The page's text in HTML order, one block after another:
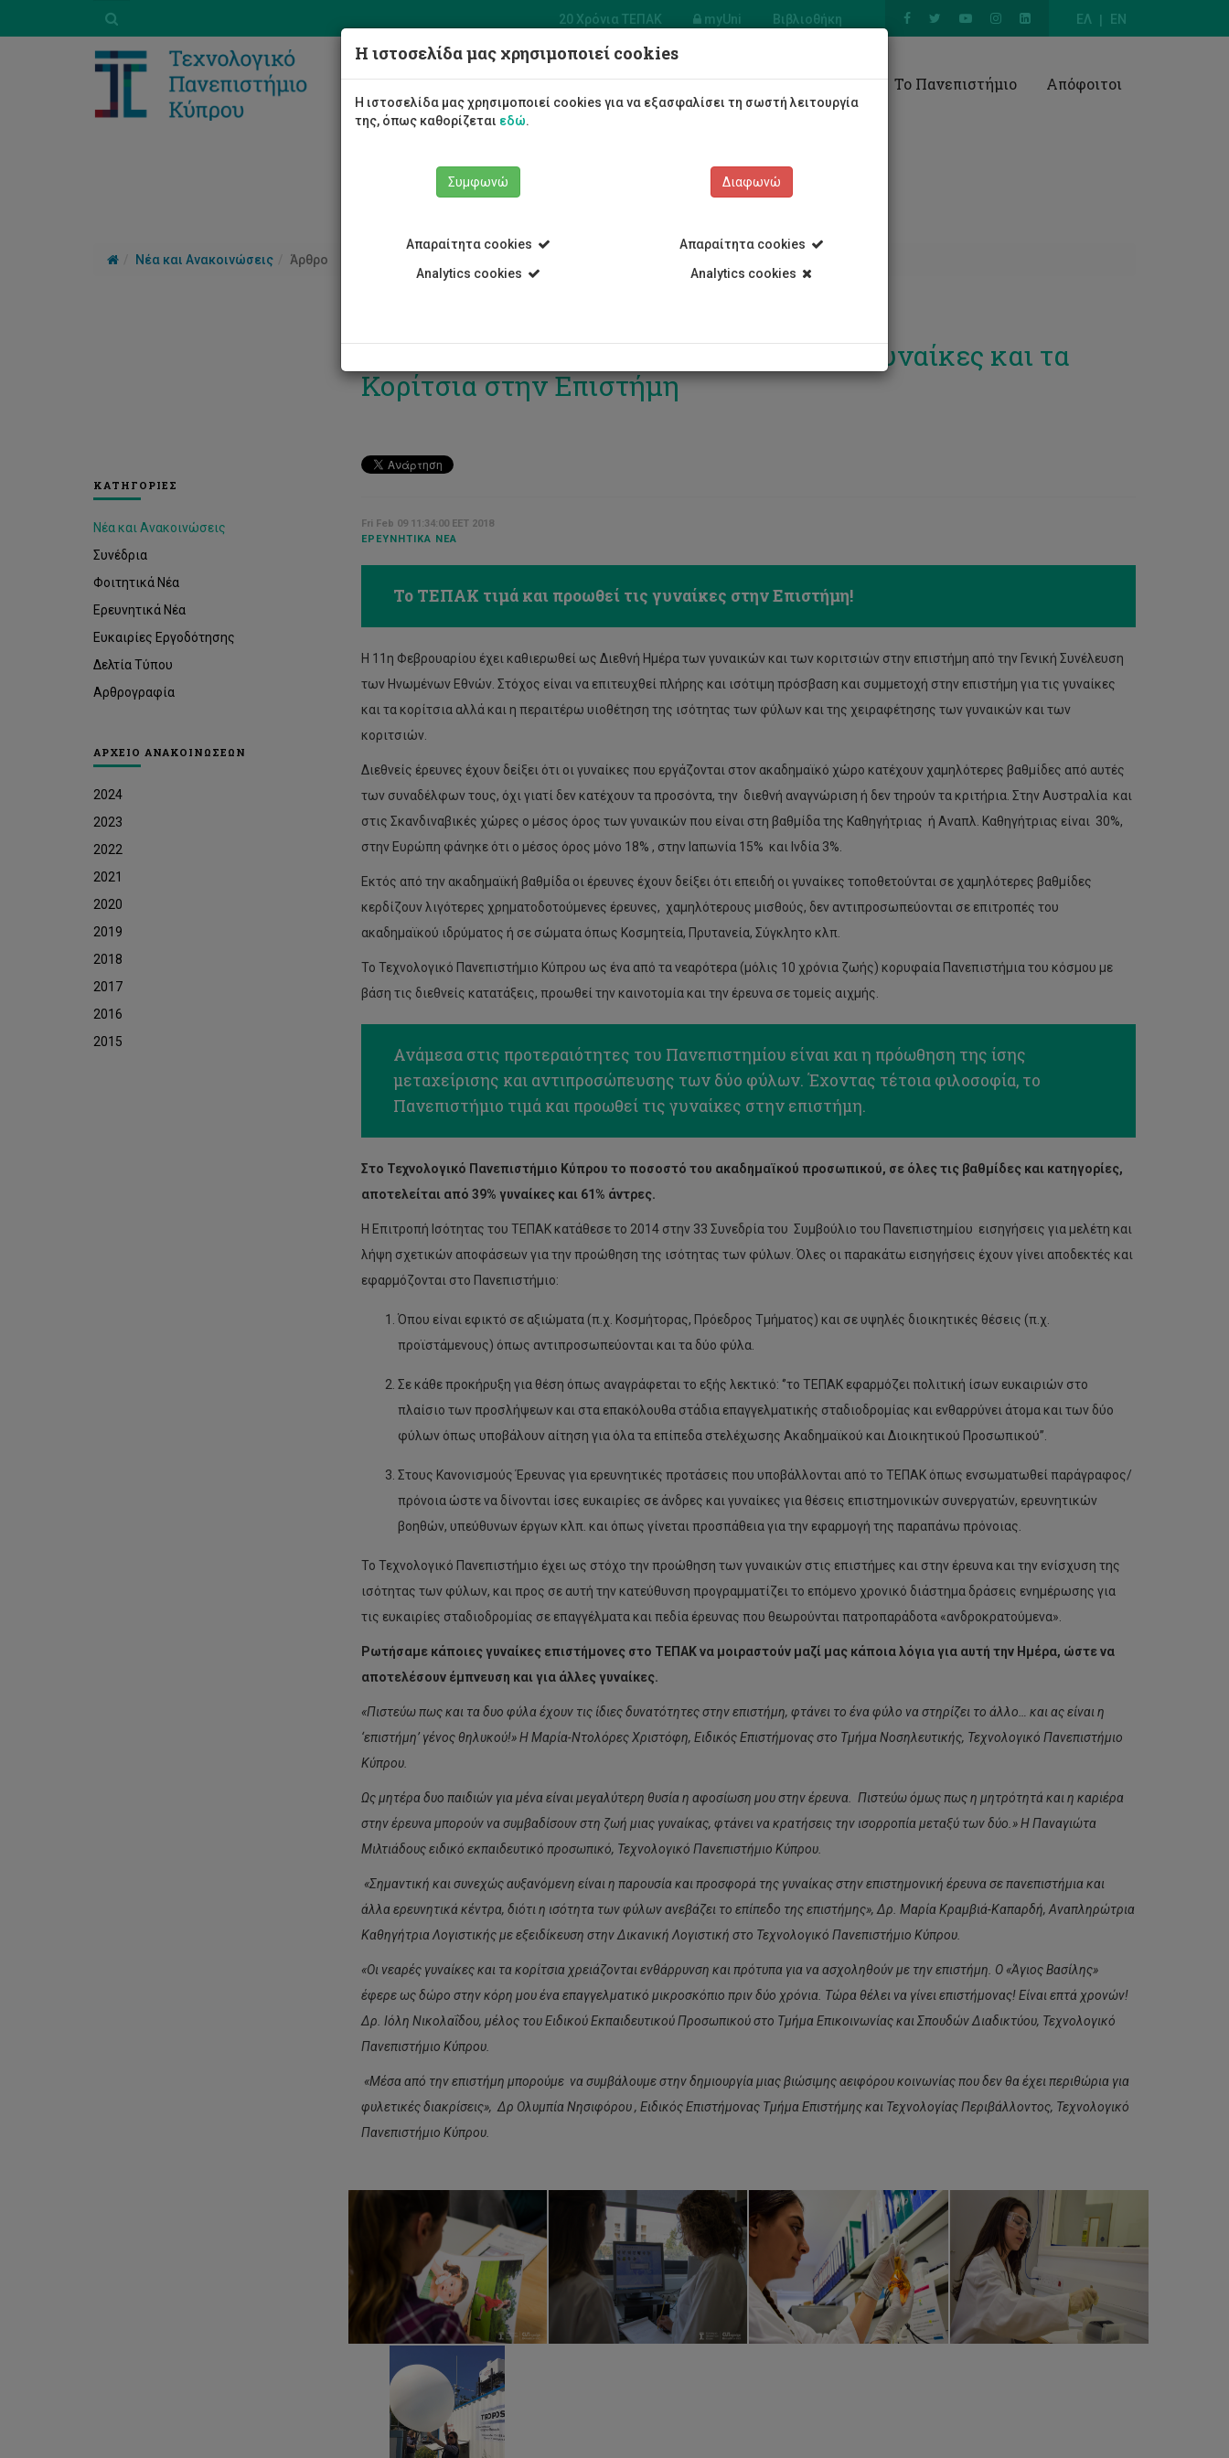
ΕΛ EN
20 Χρόνια ΤΕΠΑΚ myUni Βιβλιοθήκη
Φοιτητές/τριες Σπουδές Έρευνα Το Πανεπιστήμιο Απόφοιτοι
Νέα και Ανακοινώσεις Άρθρο
ΚΑΤΗΓΟΡΙΕΣ
Νέα και Ανακοινώσεις
Συνέδρια
Φοιτητικά Νέα
Ερευνητικά Νέα
Ευκαιρίες Εργοδότησης
Δελτία Τύπου
Αρθρογραφία
ΑΡΧΕΙΟ ΑΝΑΚΟΙΝΩΣΕΩΝ
2024
2023
2022
2021
2020
2019
2018
2017
2016
2015
11 Φεβρουαρίου: Διεθνής Ημέρα για τις Γυναίκες και τα
Κορίτσια στην Επιστήμη
Fri Feb 09 11:34:00 EET 2018
ΕΡΕΥΝΗΤΙΚΆ ΝΈΑ
Το ΤΕΠΑΚ τιμά και προωθεί τις γυναίκες στην Επιστήμη!
Η 11η Φεβρουαρίου έχει καθιερωθεί ως Διεθνή Ημέρα των γυναικών και των κοριτσιών στην επιστήμη από την Γενική Συνέλευση
των Ηνωμένων Εθνών. Στόχος είναι να επιτευχθεί πλήρης και ισότιμη πρόσβαση και συμμετοχή στην επιστήμη για τις γυναίκες
και τα κορίτσια αλλά και η περαιτέρω υιοθέτηση της ισότητας των φύλων και της χειραφέτησης των γυναικών και των
κοριτσιών.
Διεθνείς έρευνες έχουν δείξει ότι οι γυναίκες που εργάζονται στον ακαδημαϊκό χώρο κατέχουν χαμηλότερες βαθμίδες από αυτές
των συναδέλφων τους, όχι γιατί δεν κατέχουν τα προσόντα, την διεθνή αναγνώριση ή δεν τηρούν τα κριτήρια. Στην Αυστραλία και
στις Σκανδιναβικές χώρες ο μέσος όρος των γυναικών που είναι στη βαθμίδα της Καθηγήτριας ή Αναπλ. Καθηγήτριας είναι 30%,
στην Ευρώπη φάνηκε ότι ο μέσος όρος μόνο 18% , στην Ιαπωνία 15% και Ινδία 3%.
Εκτός από την ακαδημαϊκή βαθμίδα οι έρευνες έχουν δείξει ότι επειδή οι γυναίκες τοποθετούνται σε χαμηλότερες βαθμίδες
κερδίζουν λιγότερες χρηματοδοτούμενες έρευνες, χαμηλότερους μισθούς, δεν αντιπροσωπεύονται σε επιτροπές του
ακαδημαϊκού ιδρύματος ή σε σώματα όπως Κοσμητεία, Πρυτανεία, Σύγκλητο κλπ.
Το Τεχνολογικό Πανεπιστήμιο Κύπρου ως ένα από τα νεαρότερα (μόλις 10 χρόνια ζωής) κορυφαία Πανεπιστήμια του κόσμου με
βάση τις διεθνείς κατατάξεις, προωθεί την καινοτομία και την έρευνα σε τομείς αιχμής.
Ανάμεσα στις προτεραιότητες του Πανεπιστημίου είναι και η πρόωθηση της ίσης
μεταχείρισης και αντιπροσώπευσης των δύο φύλων. Έχοντας τέτοια φιλοσοφία, το
Πανεπιστήμιο τιμά και προωθεί τις γυναίκες στην επιστήμη.
Στο Τεχνολογικό Πανεπιστήμιο Κύπρου το ποσοστό του ακαδημαϊκού προσωπικού, σε όλες τις βαθμίδες και κατηγορίες,
αποτελείται από 39% γυναίκες και 61% άντρες.
Η Επιτροπή Ισότητας του ΤΕΠΑΚ κατάθεσε το 2014 στην 33 Συνεδρία του Συμβούλιο του Πανεπιστημίου εισηγήσεις για μελέτη και
λήψη σχετικών αποφάσεων για την προώθηση της ισότητας των φύλων. Όλες οι παρακάτω εισηγήσεις έχουν γίνει αποδεκτές και
εφαρμόζονται στο Πανεπιστήμιο:
Όπου είναι εφικτό σε αξιώματα (π.χ. Κοσμήτορας, Πρόεδρος Τμήματος) και σε υψηλές διοικητικές θέσεις (π.χ.
προϊστάμενους) όπως αντιπροσωπεύονται και τα δύο φύλα.
Σε κάθε προκήρυξη για θέση όπως αναγράφεται το εξής λεκτικό: ‘’το ΤΕΠΑΚ εφαρμόζει πολιτική ίσων ευκαιριών στο
πλαίσιο των προσλήψεων και στα επακόλουθα στάδια επαγγελματικής σταδιοδρομίας και ενθαρρύνει άτομα και των δύο
φύλων όπως υποβάλουν αίτηση για όλα τα επίπεδα στελέχωσης Ακαδημαϊκού και Διοικητικού Προσωπικού’’.
Στους Κανονισμούς Έρευνας για ερευνητικές προτάσεις που υποβάλλονται από το ΤΕΠΑΚ όπως ενσωματωθεί παράγραφος/
πρόνοια ώστε να δίνονται ίσες ευκαιρίες σε άνδρες και γυναίκες για θέσεις επιστημονικών συνεργατών, ερευνητικών
βοηθών, υπεύθυνων έργων κλπ. και όπως γίνεται προσπάθεια για την εφαρμογή της παραπάνω πρόνοιας.
Το Τεχνολογικό Πανεπιστήμιο έχει ως στόχο την προώθηση των γυναικών στις επιστήμες και στην έρευνα και την ενίσχυση της
ισότητας των φύλων, και προς σε αυτή την κατεύθυνση προγραμματίζει το επόμενο χρονικό διάστημα δράσεις ενημέρωσης για
τις ευκαιρίες σταδιοδρομίας σε επαγγέλματα και πεδία έρευνας που θεωρούνται πατροπαράδοτα «ανδροκρατούμενα».
Ρωτήσαμε κάποιες γυναίκες επιστήμονες στο ΤΕΠΑΚ να μοιραστούν μαζί μας κάποια λόγια για αυτή την Ημέρα, ώστε να
αποτελέσουν έμπνευση και για άλλες γυναίκες.
«Πιστεύω πως και τα δυο φύλα έχουν τις ίδιες δυνατότητες στην επιστήμη, φτάνει το ένα φύλο να στηρίζει το άλλο… και ας είναι η
‘επιστήμη’ γένος θηλυκού!» Η Μαρία-Ντολόρες Χριστόφη, Ειδικός Επιστήμονας στο Τμήμα Νοσηλευτικής, Τεχνολογικό Πανεπιστήμιο
Κύπρου.
Ως μητέρα δυο παιδιών για μένα είναι μεγαλύτερη θυσία η αφοσίωση μου στην έρευνα. Πιστεύω όμως πως η μητρότητά και η καριέρα
στην έρευνα μπορούν να συμβαδίσουν στη ζωή μιας γυναίκας, φτάνει να κρατήσεις την ισορροπία μεταξύ των δύο.» Η Παναγιώτα
Μιλτιάδους ειδικό εκπαιδευτικό προσωπικό, Τεχνολογικό Πανεπιστήμιο Κύπρου.
«Σημαντική και συνεχώς αυξανόμενη είναι η παρουσία και προσφορά της γυναίκας στην επιστημονική έρευνα σε πανεπιστήμια και
άλλα ερευνητικά κέντρα, διότι η ισότητα των φύλων ανεβάζει το επίπεδο της επιστήμης», Δρ. Μαρία Κραμβιά-Καπαρδή, Αναπληρώτρια
Καθηγήτρια Λογιστικής με εξειδίκευση στην Δικανική Λογιστική στο Τεχνολογικό Πανεπιστήμιο Κύπρου.
«Οι νεαρές γυναίκες και τα κορίτσια χρειάζονται ενθάρρυνση και πρότυπα για να ασχοληθούν με την επιστήμη. Ο «Άγιος Βασίλης»
έφερε ως δώρο στην κόρη μου ένα επαγγελματικό μικροσκόπιο πριν δύο χρόνια. Τώρα θέλει να γίνει επιστήμονας! Είναι επτά χρονών!
Δρ. Ιόλη Νικολαΐδου, μέλος του Ειδικού Εκπαιδευτικού Προσωπικού στο Τμήμα Επικοινωνίας και Σπουδών Διαδικτύου, Τεχνολογικό
Πανεπιστήμιο Κύπρου.
«Μέσα από την επιστήμη μπορούμε να συμβάλουμε στην δημιουργία μιας βιώσιμης αειφόρου κοινωνίας που δεν θα έχει περιθώρια για
φυλετικές διακρίσεις», Δρ Ολυμπία Νησιφόρου , Ειδικός Επιστήμονας Τμήμα Επιστήμης και Τεχνολογίας Περιβάλλοντος, Τεχνολογικό
Πανεπιστήμιο Κύπρου.
Η ιστοσελίδα μας χρησιμοποιεί cookies
Η ιστοσελίδα μας χρησιμοποιεί cookies για να εξασφαλίσει τη σωστή λειτουργία
της, όπως καθορίζεται εδώ.
Συμφωνώ
Απαραίτητα cookies
Analytics cookies
Διαφωνώ
Απαραίτητα cookies
Analytics cookies